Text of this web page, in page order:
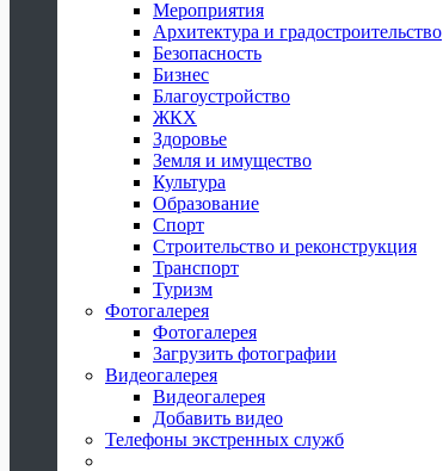
Мероприятия
Архитектура и градостроительство
Безопасность
Бизнес
Благоустройство
ЖКХ
Здоровье
Земля и имущество
Культура
Образование
Спорт
Строительство и реконструкция
Транспорт
Туризм
Фотогалерея
Фотогалерея
Загрузить фотографии
Видеогалерея
Видеогалерея
Добавить видео
Телефоны экстренных служб